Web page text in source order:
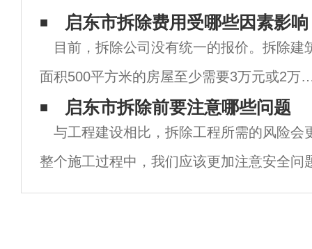
但很多时候，一些装修拆迁项目就像拉了警
旦“越界”，会伤到房子“元气”，在很大程度上
启东市拆除费用受哪些因素影
目前，拆除公司没有统一的报价。拆除建
面积500平方米的房屋至少需要3万元或2万
元，至少需要5万元。那么，为什么同一面积
的房屋拆除成本如此不同呢？大多数时候，
京室内拆除价格是根据各种因素来决定的。
启东市拆除前要注意哪些问题
与工程建设相比，拆除工程所需的风险会
整个施工过程中，我们应该更加注意安全问
除工程之前，必须制定相关的拆除计划，以